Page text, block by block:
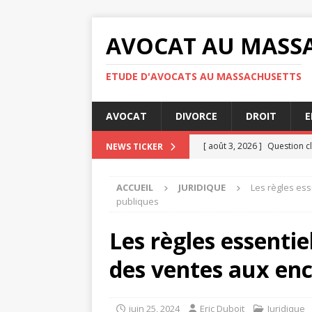
AVOCAT AU
ETUDE D'AVOCATS AU MASSACHUSETTS
AVOCAT DIVORCE DROIT
NEWS TICKER [ août 3, 2026 ] Question
confidentialité
[ juillet 30, 2026 ]
[ août 4, 2026 ] Les
ACCUEIL JURIDIQUE
Les règles
publiques
Les règles
des ventes aux
juin 25, 2024 Eric Duboit Juridique